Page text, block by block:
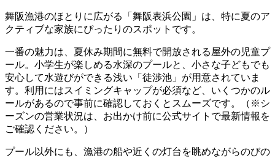
舞阪漁港のほとりに広がる「舞阪表浜公園」は、特に夏のア
クティブな家族にぴったりのスポットです。
一番の魅力は、夏休み期間に無料で開放される屋外の児童プ
ール。小学生が楽しめる水深のプールと、小さな子どもでも
安心して水遊びができる浅い「徒渉池」が用意されていま
す。利用にはスイミングキャップが必須など、いくつかのル
ールがあるので事前に確認しておくとスムーズです。（※シ
ーズンの営業状況は、お出かけ前に公式サイトで最新情報を
ご確認ください。）
プール以外にも、漁港の船や近くの灯台を眺めながらのびの